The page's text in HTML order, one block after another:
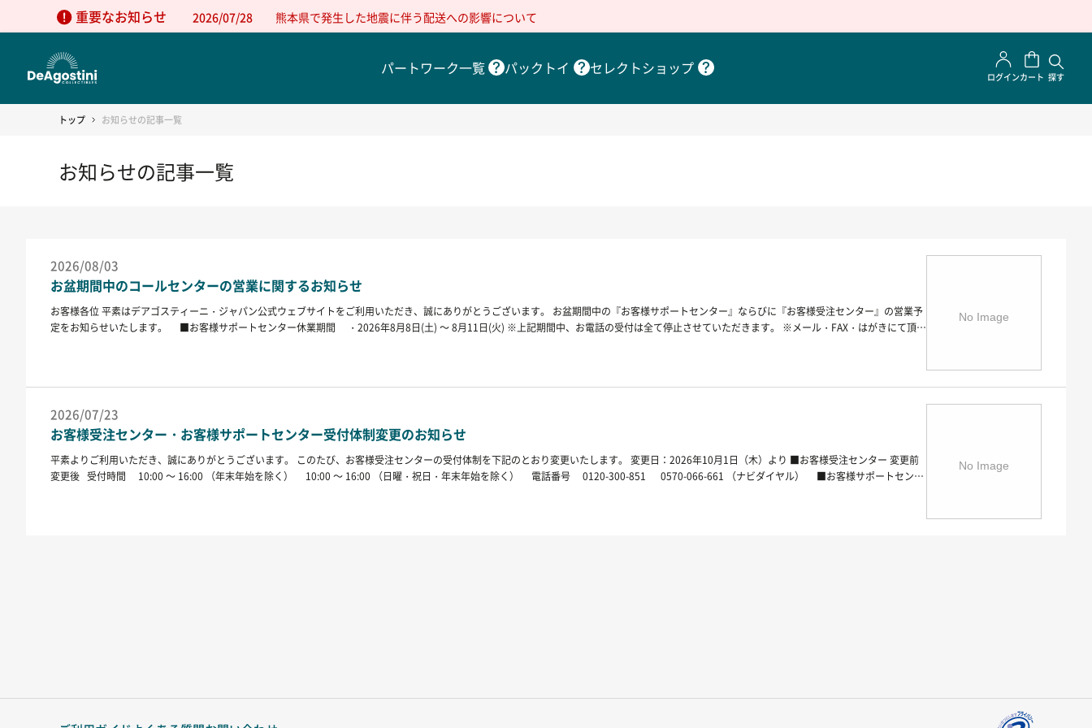
2026/07/28
重要なお知らせ 熊本県で発生した地震に伴う配送への影響について
パートワーク一覧 パックトイ セレクトショップ ログインカート 探す
トップ お知らせの記事一覧
お知らせの記事一覧
2026/08/03
お盆期間中のコールセンターの営業に関するお知らせ
お客様各位 平素はデアゴスティーニ・ジャパン公式ウェブサイトをご利用いただき、誠にありがとうございます。 お盆期間中の『お客様サポートセンター』ならびに『お客様受注センター』の営業予
定をお知らせいたします。 ■お客様サポートセンター休業期間 ・2026年8月8日(土) ～ 8月11日(火) ※上記期間中、お電話の受付は全て停止させていただきます。 ※メール・FAX・はがきにて頂戴
2026/07/23
お客様受注センター・お客様サポートセンター受付体制変更のお知らせ
平素よりご利用いただき、誠にありがとうございます。 このたび、お客様受注センターの受付体制を下記のとおり変更いたします。 変更日：2026年10月1日（木）より ■お客様受注センター 変更前
変更後 受付時間 10:00 ～ 16:00 （年末年始を除く） 10:00 ～ 16:00 （日曜・祝日・年末年始を除く） 電話番号 0120-300-851 0570-066-661 （ナビダイヤル） ■お客様サポートセンタ